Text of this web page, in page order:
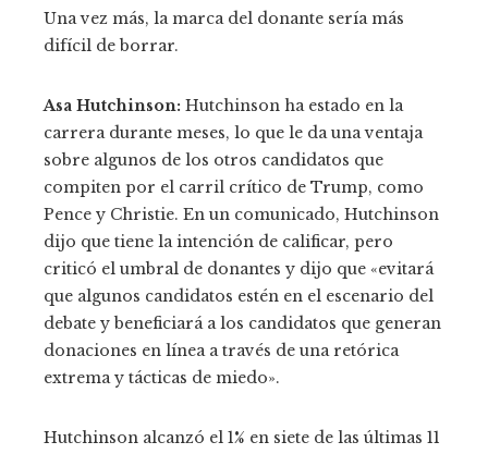
Una vez más, la marca del donante sería más
difícil de borrar.
Asa Hutchinson: Hutchinson ha estado en la
carrera durante meses, lo que le da una ventaja
sobre algunos de los otros candidatos que
compiten por el carril crítico de Trump, como
Pence y Christie. En un comunicado, Hutchinson
dijo que tiene la intención de calificar, pero
criticó el umbral de donantes y dijo que «evitará
que algunos candidatos estén en el escenario del
debate y beneficiará a los candidatos que generan
donaciones en línea a través de una retórica
extrema y tácticas de miedo».
Hutchinson alcanzó el 1% en siete de las últimas 11